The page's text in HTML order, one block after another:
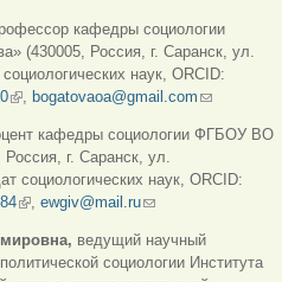
кафедры социологии
(430005, Россия, г. Саранск, ул.
наук, ORCID:
(внешняя ссылка)
, bogatovaoa@gmail.com (ссылка
отправки
кафедры социологии ФГБОУ ВО
г. Саранск, ул.
социологических наук, ORCID:
(внешняя ссылка)
, ewgiv@mail.ru(ссылка для
ведущий научный
социологии Института